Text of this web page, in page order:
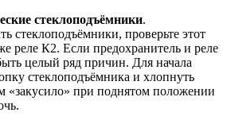
стеклоподъёмники.
стеклоподъёмники, проверьте этот
реле К2. Если предохранитель и реле
целый ряд причин. Для начала
стеклоподъёмника и хлопнуть
«закусило» при поднятом положении